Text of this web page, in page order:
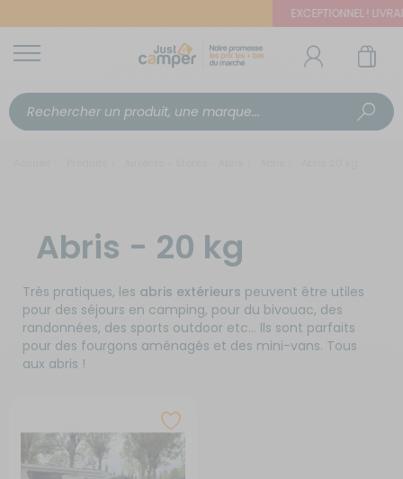
EXCEPTIONNEL !
Abris - 20 kg
Très pratiques, les abris extérieurs peuvent être utiles
pour des séjours en camping, pour du bivouac, des
randonnées, des sports outdoor etc… Ils sont parfaits
pour des fourgons aménagés et des mini-vans. Tous
aux abris !